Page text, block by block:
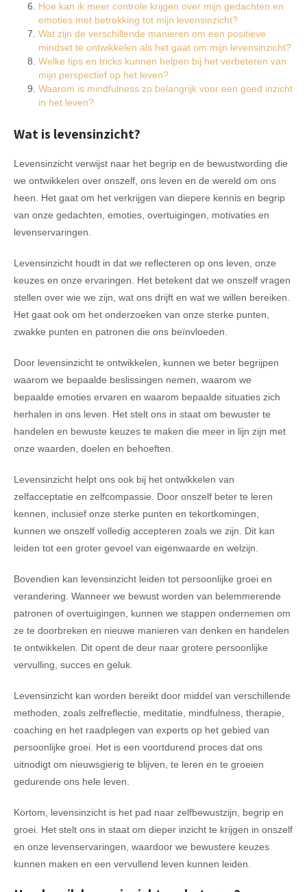
Hoe kan ik meer controle krijgen over mijn gedachten en
emoties met betrekking tot mijn levensinzicht?
Wat zijn de verschillende manieren om een positieve
mindset te ontwikkelen als het gaat om mijn levensinzicht?
Welke tips en tricks kunnen helpen bij het verbeteren van
mijn perspectief op het leven?
Waarom is mindfulness zo belangrijk voor een goed inzicht
in het leven?
Wat is levensinzicht?
Levensinzicht verwijst naar het begrip en de bewustwording die
we ontwikkelen over onszelf, ons leven en de wereld om ons
heen. Het gaat om het verkrijgen van diepere kennis en begrip
van onze gedachten, emoties, overtuigingen, motivaties en
levenservaringen.
Levensinzicht houdt in dat we reflecteren op ons leven, onze
keuzes en onze ervaringen. Het betekent dat we onszelf vragen
stellen over wie we zijn, wat ons drijft en wat we willen bereiken.
Het gaat ook om het onderzoeken van onze sterke punten,
zwakke punten en patronen die ons beïnvloeden.
Door levensinzicht te ontwikkelen, kunnen we beter begrijpen
waarom we bepaalde beslissingen nemen, waarom we
bepaalde emoties ervaren en waarom bepaalde situaties zich
herhalen in ons leven. Het stelt ons in staat om bewuster te
handelen en bewuste keuzes te maken die meer in lijn zijn met
onze waarden, doelen en behoeften.
Levensinzicht helpt ons ook bij het ontwikkelen van
zelfacceptatie en zelfcompassie. Door onszelf beter te leren
kennen, inclusief onze sterke punten en tekortkomingen,
kunnen we onszelf volledig accepteren zoals we zijn. Dit kan
leiden tot een groter gevoel van eigenwaarde en welzijn.
Bovendien kan levensinzicht leiden tot persoonlijke groei en
verandering. Wanneer we bewust worden van belemmerende
patronen of overtuigingen, kunnen we stappen ondernemen om
ze te doorbreken en nieuwe manieren van denken en handelen
te ontwikkelen. Dit opent de deur naar grotere persoonlijke
vervulling, succes en geluk.
Levensinzicht kan worden bereikt door middel van verschillende
methoden, zoals zelfreflectie, meditatie, mindfulness, therapie,
coaching en het raadplegen van experts op het gebied van
persoonlijke groei. Het is een voortdurend proces dat ons
uitnodigt om nieuwsgierig te blijven, te leren en te groeien
gedurende ons hele leven.
Kortom, levensinzicht is het pad naar zelfbewustzijn, begrip en
groei. Het stelt ons in staat om dieper inzicht te krijgen in onszelf
en onze levenservaringen, waardoor we bewustere keuzes
kunnen maken en een vervullend leven kunnen leiden.